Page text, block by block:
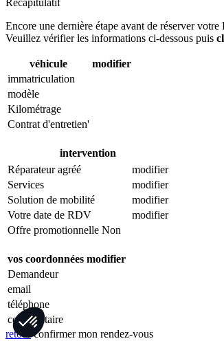
Axeptio consent
Plateforme de Gestion du Consentement :
Notre plateforme vous permet d'adapter
Récapitulatif
Encore une dernière étape avant de réserver
Veuillez vérifier les informations ci-dessous puis
véhicule
modifier
immatriculation
modèle
Kilométrage
Contrat d'entretien'
intervention
Réparateur agréé
modifier
Services
modifier
Solution de mobilité
modifier
Votre date de RDV
modifier
Offre promotionnelle Non
vos coordonnées modifier
Demandeur
email
téléphone
commentaire
retour
confirmer mon rendez-vous